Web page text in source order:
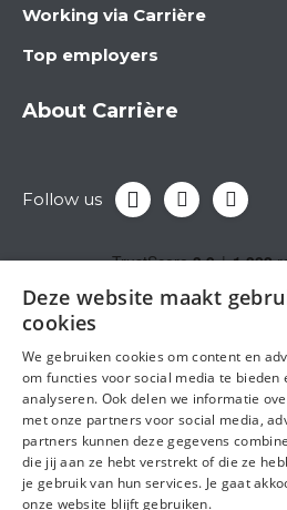
Working via Carrière
Top employers
About Carrière
Follow us
Deze website maakt
cookies
We gebruiken cookies om content en
om functies voor social media te bieden
analyseren. Ook delen we informatie
met onze partners voor social media,
partners kunnen deze gegevens
die jij aan ze hebt verstrekt of die ze
je gebruik van hun services. Je gaat
onze website blijft gebruiken.